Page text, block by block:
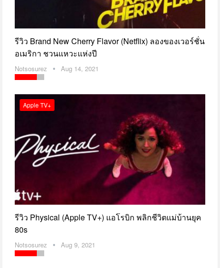
รีวิว Brand New Cherry Flavor (Netflix) ลองของเวอร์ชั่น
อเมริกา ชวนแหวะแห่งปี
Notsosurez Aug 14, 2021
Apple TV+
รีวิว Physical (Apple TV+) แอโรบิก พลิกชีวิตแม่บ้านยุค
80s
Notsosurez Aug 9, 2021